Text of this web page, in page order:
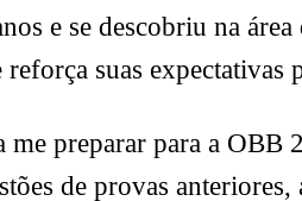
e se descobriu na
reforça suas expectativas
me preparar para a
de provas